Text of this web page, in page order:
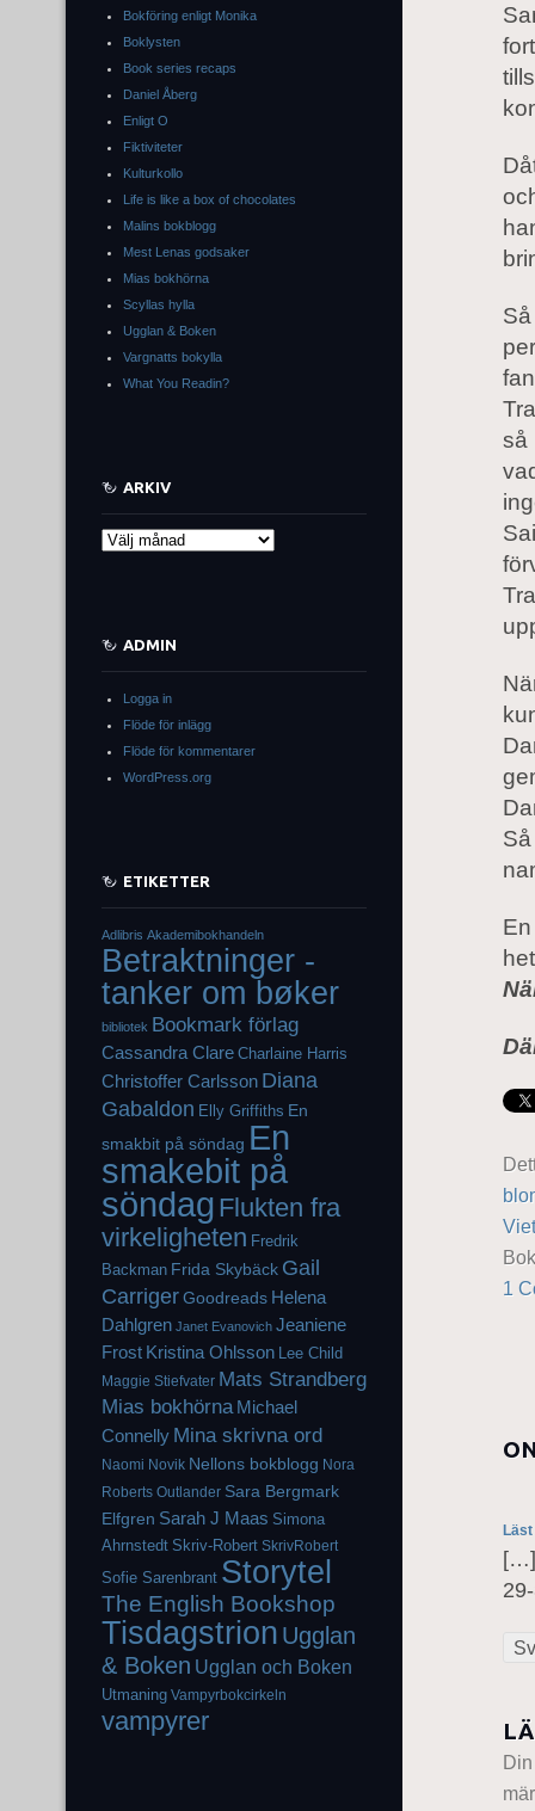
så
1
Läst
[…]
Bokföring enligt Monika
Boklysten
Book series recaps
Daniel Åberg
Enligt O
Fiktiviteter
Kulturkollo
Life is like a box of chocolates
Malins bokblogg
Mest Lenas godsaker
Mias bokhörna
Scyllas hylla
Ugglan & Boken
Vargnatts bokylla
What You Readin?
ARKIV
Arkiv
ADMIN
Logga in
Flöde för inlägg
Flöde för kommentarer
WordPress.org
ETIKETTER
Adlibris Akademibokhandeln
Betraktninger -
tanker om bøker
bibliotek Bookmark förlag
Cassandra Clare Charlaine Harris
Christoffer Carlsson Diana
Gabaldon Elly Griffiths En
smakbit på söndag En
smakebit på
söndag Flukten fra
virkeligheten Fredrik
Backman Frida Skybäck Gail
CarrigerGoodreads Helena
Dahlgren Janet Evanovich Jeaniene
Frost Kristina Ohlsson Lee Child
Maggie Stiefvater Mats Strandberg
Mias bokhörna Michael
Connelly Mina skrivna ord
Naomi Novik Nellons bokblogg Nora
Roberts Outlander Sara Bergmark
Elfgren Sarah J Maas Simona
Ahrnstedt Skriv-Robert SkrivRobert
Sofie Sarenbrant Storytel
The English Bookshop
Tisdagstrion Ugglan
& Boken Ugglan och Boken
Utmaning Vampyrbokcirkeln
vampyrer